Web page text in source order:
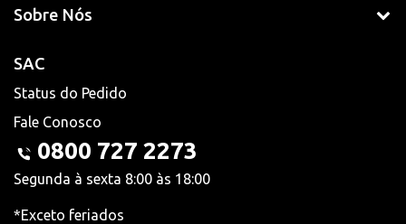
Sobre Nós
SAC
Status do Pedido
Fale Conosco
0800 727 2273
Segunda à sexta 8:00 às 18:00
*Exceto feriados